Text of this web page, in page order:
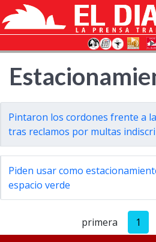
Pintaron los cordones frente a
tras reclamos por multas
Piden usar como
espacio verde
primera 1